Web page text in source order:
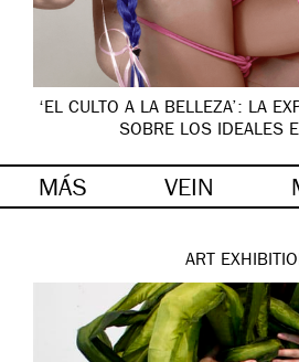
‘EL CULTO A LA BELLEZA’: LA
SOBRE LOS IDEALES
MÁS VEIN
ART